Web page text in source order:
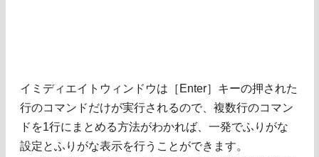
イミディエイトウィンドウは［Enter］キーの押された
行のコマンドだけが実行されるので、複数行のコマン
ドを1行にまとめる方法がわかれば、一発でふりがな
設定とふりがな表示を行うことができます。